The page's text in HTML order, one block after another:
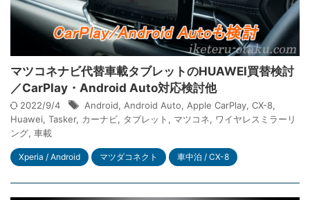
マツコネナビ代替車載タブレットのHUAWEI買替検討
／CarPlay・Android Auto対応検討他
2022/9/4 Android, Android Auto, Apple CarPlay, CX-8,
Huawei, Tasker, カーナビ, タブレット , マツコネ, ワイヤレスミラーリ
ング, 車載
Xperia / Android マツダコネクト 車中泊 / CX-8